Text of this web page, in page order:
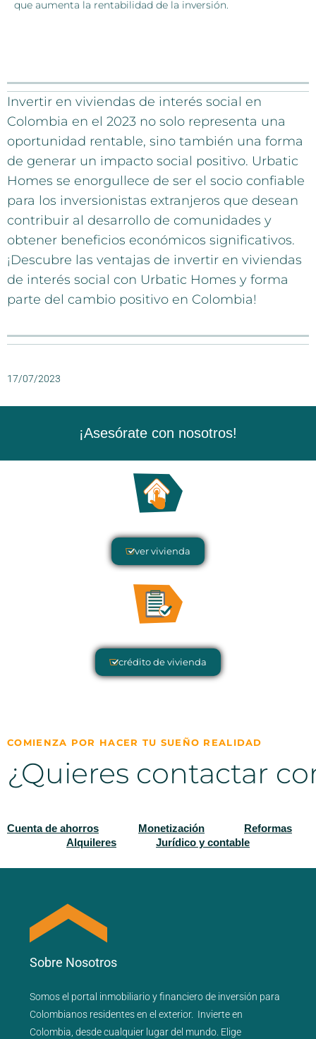
que aumenta la rentabilidad de la inversión.
Invertir en viviendas de interés social en
Colombia en el 2023 no solo representa una
oportunidad rentable, sino también una forma
de generar un impacto social positivo. Urbatic
Homes se enorgullece de ser el socio confiable
para los inversionistas extranjeros que desean
contribuir al desarrollo de comunidades y
obtener beneficios económicos significativos.
¡Descubre las ventajas de invertir en viviendas
de interés social con Urbatic Homes y forma
parte del cambio positivo en Colombia!
17/07/2023
¡Asesórate con nosotros!
ver vivienda
crédito de vivienda
COMIENZA POR HACER TU SUEÑO REALIDAD
¿Quieres contactar
Cuenta de ahorros Monetización
Reformas
Alquileres
Jurídico y contable
Sobre Nosotros
Somos el portal inmobiliarioyfinancierode inversión para
Colombianos residentes en el exterior. Invierte en
Colombia, desde cualquier lugar del mundo. Elige